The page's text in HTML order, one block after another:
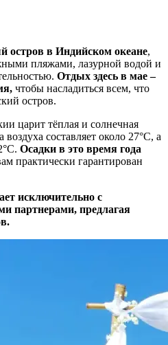
остров в Индийском океане,
пляжами, лазурной водой и
Отдых здесь в мае –
чтобы насладиться всем, что
остров.
царит тёплая и солнечная
составляет около 27°C, а
Осадки в это время года
практически гарантирован
исключительно с
партнерами, предлагая